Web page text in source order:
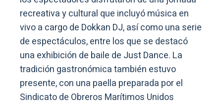
recreativa y cultural que incluyó música en
vivo a cargo de Dokkan DJ, así como una serie
de espectáculos, entre los que se destacó
una exhibición de baile de Just Dance. La
tradición gastronómica también estuvo
presente, con una paella preparada por el
Sindicato de Obreros Marítimos Unidos